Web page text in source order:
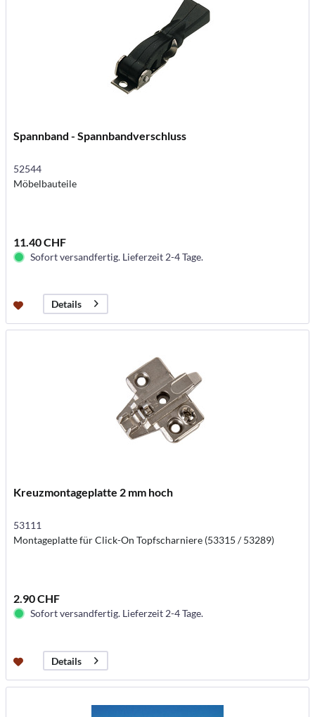
Spannband - Spannbandverschluss
52544
Möbelbauteile
11.40 CHF
Sofort versandfertig. Lieferzeit 2-4 Tage.
Details
Kreuzmontageplatte 2 mm hoch
53111
Montageplatte für Click-On Topfscharniere (53315 / 53289)
2.90 CHF
Sofort versandfertig. Lieferzeit 2-4 Tage.
Details